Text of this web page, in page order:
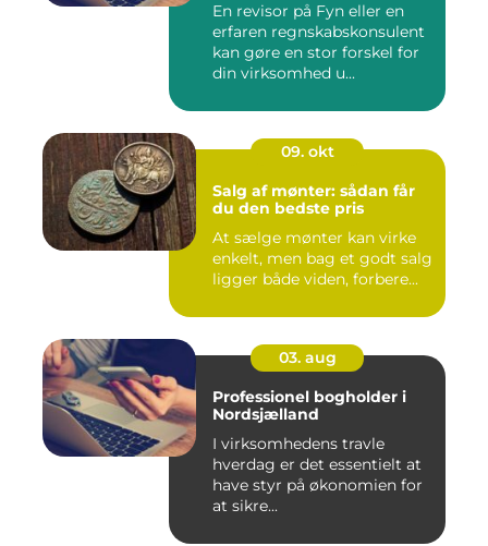
En revisor på Fyn eller en
erfaren regnskabskonsulent
kan gøre en stor forskel for
din virksomhed u...
09. okt
Salg af mønter: sådan får
du den bedste pris
At sælge mønter kan virke
enkelt, men bag et godt salg
ligger både viden, forbere...
03. aug
Professionel bogholder i
Nordsjælland
I virksomhedens travle
hverdag er det essentielt at
have styr på økonomien for
at sikre...